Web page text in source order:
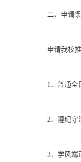
二、申请
申请我校
1．普通全
2．遵纪守
3．学风端